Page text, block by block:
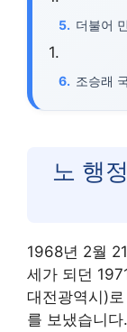
더불어
조승래
노 행
1968년 2월
세가 되던
대전광역시)
를 보냈습니